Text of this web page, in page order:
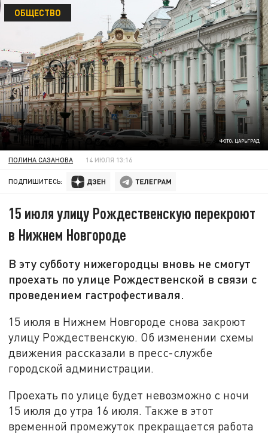
ФОТО: ЦАРЬГРАД
ОБЩЕСТВО
ПОЛИНА САЗАНОВА 14 ИЮЛЯ 13:16
ПОДПИШИТЕСЬ:
15 июля улицу Рождественскую перекроют
в Нижнем Новгороде
В эту субботу нижегородцы вновь не смогут
проехать по улице Рождественской в связи с
проведением гастрофестиваля.
15 июля в Нижнем Новгороде снова закроют
улицу Рождественскую. Об изменении схемы
движения рассказали в пресс-службе
городской администрации.
Проехать по улице будет невозможно с ночи
15 июля до утра 16 июля. Также в этот
временной промежуток прекращается работа